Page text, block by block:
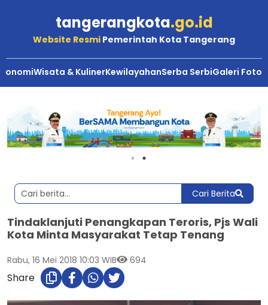
tangerangkota.go.id
Website Resmi Pemerintah Kota Tangerang
Wisata & KulinerKewilayahanSerba SerbiGaleri Foto
Cari Berita
Tindaklanjuti Penangkapan Teroris, Pjs Wali
Kota Minta Masyarakat Tetap Tenang
Rabu, 16 Mei 2018 10:03 WIB 694
Share